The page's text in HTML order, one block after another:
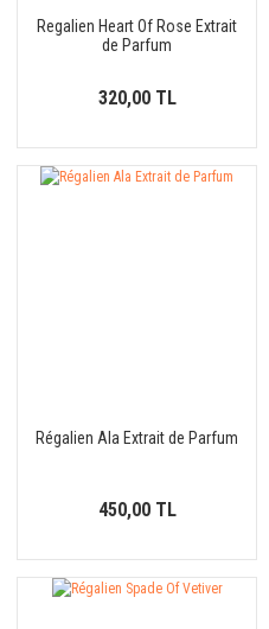
Regalien Heart Of Rose Extrait
de Parfum
320,00 TL
Régalien Ala Extrait de Parfum
450,00 TL